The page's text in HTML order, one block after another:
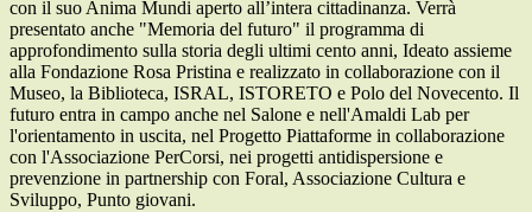
con il suo Anima Mundi aperto all’intera cittadinanza. Verrà
presentato anche "Memoria del futuro" il programma di
approfondimento sulla storia degli ultimi cento anni, Ideato assieme
alla Fondazione Rosa Pristina e realizzato in collaborazione con il
Museo, la Biblioteca, ISRAL, ISTORETO e Polo del Novecento. Il
futuro entra in campo anche nel Salone e nell'Amaldi Lab per
l'orientamento in uscita, nel Progetto Piattaforme in collaborazione
con l'Associazione PerCorsi, nei progetti antidispersione e
prevenzione in partnership con Foral, Associazione Cultura e
Sviluppo, Punto giovani.